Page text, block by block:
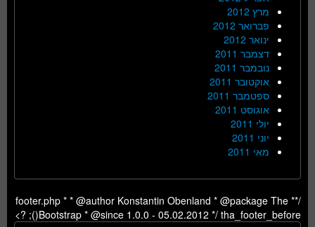
מרץ 2012
פברואר 2012
ינואר 2012
דצמבר 2011
נובמבר 2011
אוקטובר 2011
ספטמבר 2011
אוגוסט 2011
יולי 2011
יוני 2011
מאי 2011
/** footer.php * * @author Konstantin Obenland * @package The
Bootstrap * @since 1.0.0 - 05.02.2012 */ tha_footer_before(); ?>